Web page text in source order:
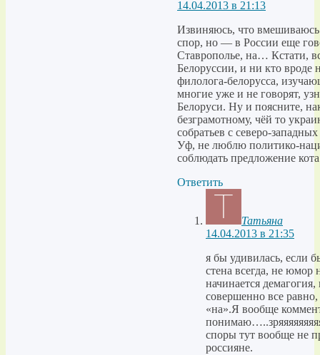
14.04.2013 в 21:13
Извиняюсь, что
спор, но — в России еще
Ставрополье, на… Кстати,
Белоруссии, и ни кто вроде
филолога-белорусса,
многие уже и не говорят,
Белоруси. Ну и поясните,
безграмотному, чёй то
собратьев с северо-
Уф, не люблю политико-
соблюдать предложение
Ответить
Татьяна
14.04.2013 в 21:35
я бы удивилась, если
стена всегда, не юмор
начинается
совершенно все
«на».Я вообще
споры тут вообще не
россияне.